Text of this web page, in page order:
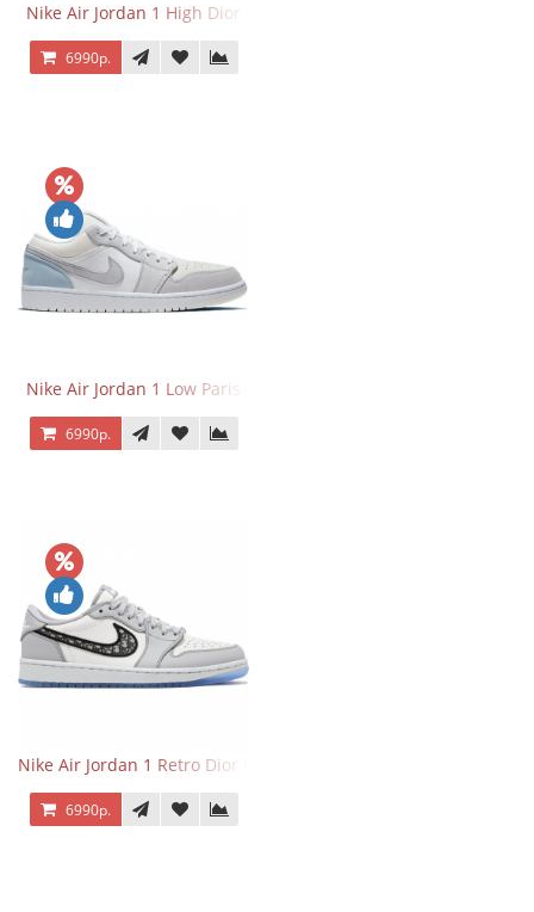
Nike Air Jordan 1 High Dior
6990р.
Nike Air Jordan 1 Low Paris
6990р.
Nike Air Jordan 1 Retro Dior Low
6990р.